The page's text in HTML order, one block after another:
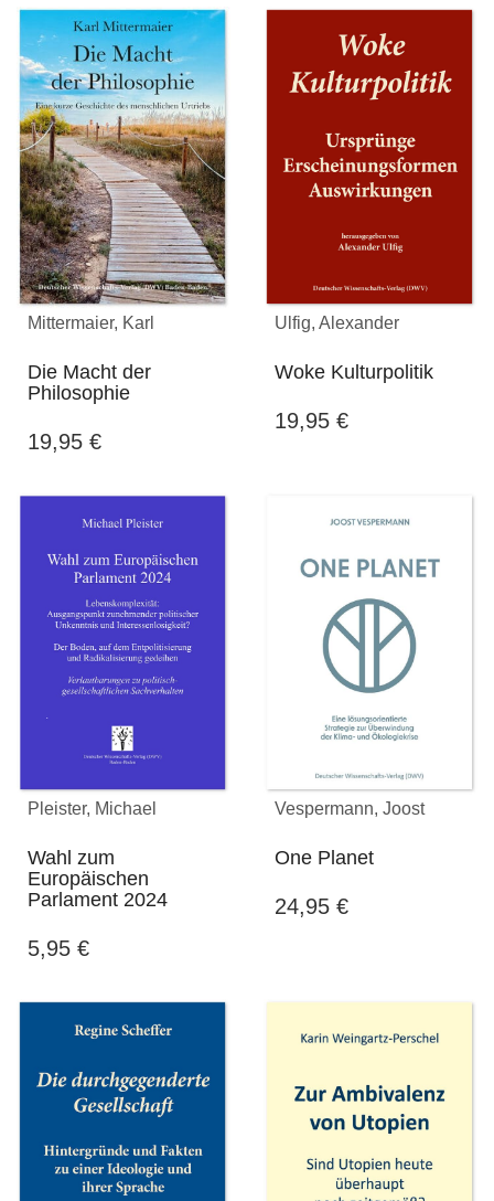
Mittermaier, Karl
Die Macht der
Philosophie
19,95 €
Ulfig, Alexander
Woke Kulturpolitik
19,95 €
Pleister, Michael
Wahl zum
Europäischen
Parlament 2024
5,95 €
Vespermann, Joost
One Planet
24,95 €